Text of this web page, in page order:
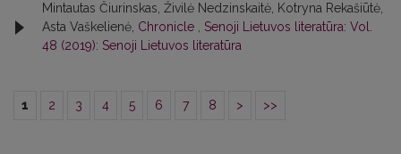
Mintautas Čiurinskas, Živilė Nedzinskaitė, Kotryna Rekašiūtė,
Asta Vaškelienė, Chronicle , Senoji Lietuvos literatūra: Vol.
48 (2019): Senoji Lietuvos literatūra
1 2 3 4 5 6 7 8 > >>